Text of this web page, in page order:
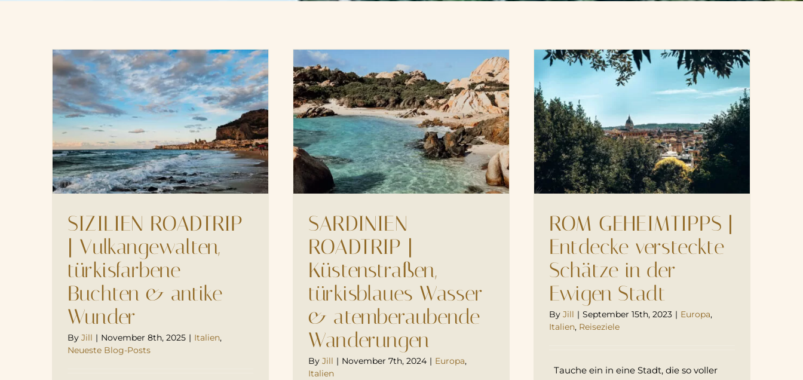
SIZILIEN ROADTRIP
| Vulkangewalten,
türkisfarbene
Buchten & antike
Wunder
By Jill | November 8th, 2025 | Italien,
Neueste Blog-Posts
SARDINIEN
ROADTRIP |
Küstenstraßen,
türkisblaues Wasser
& atemberaubende
Wanderungen
By Jill | November 7th, 2024 | Europa,
Italien
ROM GEHEIMTIPPS |
Entdecke versteckte
Schätze in der
Ewigen Stadt
By Jill | September 15th, 2023 | Europa,
Italien, Reiseziele
Tauche ein in eine Stadt, die so voller